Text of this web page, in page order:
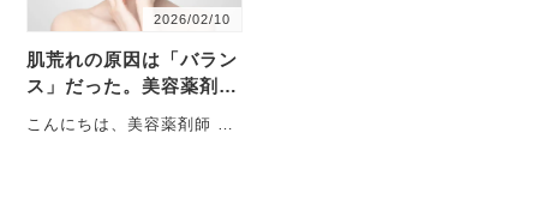
2026/02/10
肌荒れの原因は「バラン
ス」だった。美容薬剤師
が教える、東洋医学的
「補（ほ）」と「瀉（し
こんにちは、美容薬剤師 佑